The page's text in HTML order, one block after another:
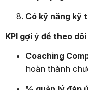
Có kỹ năng kỹ
KPI gợi ý để theo
Coaching
hoàn thành
% quản lý đáp